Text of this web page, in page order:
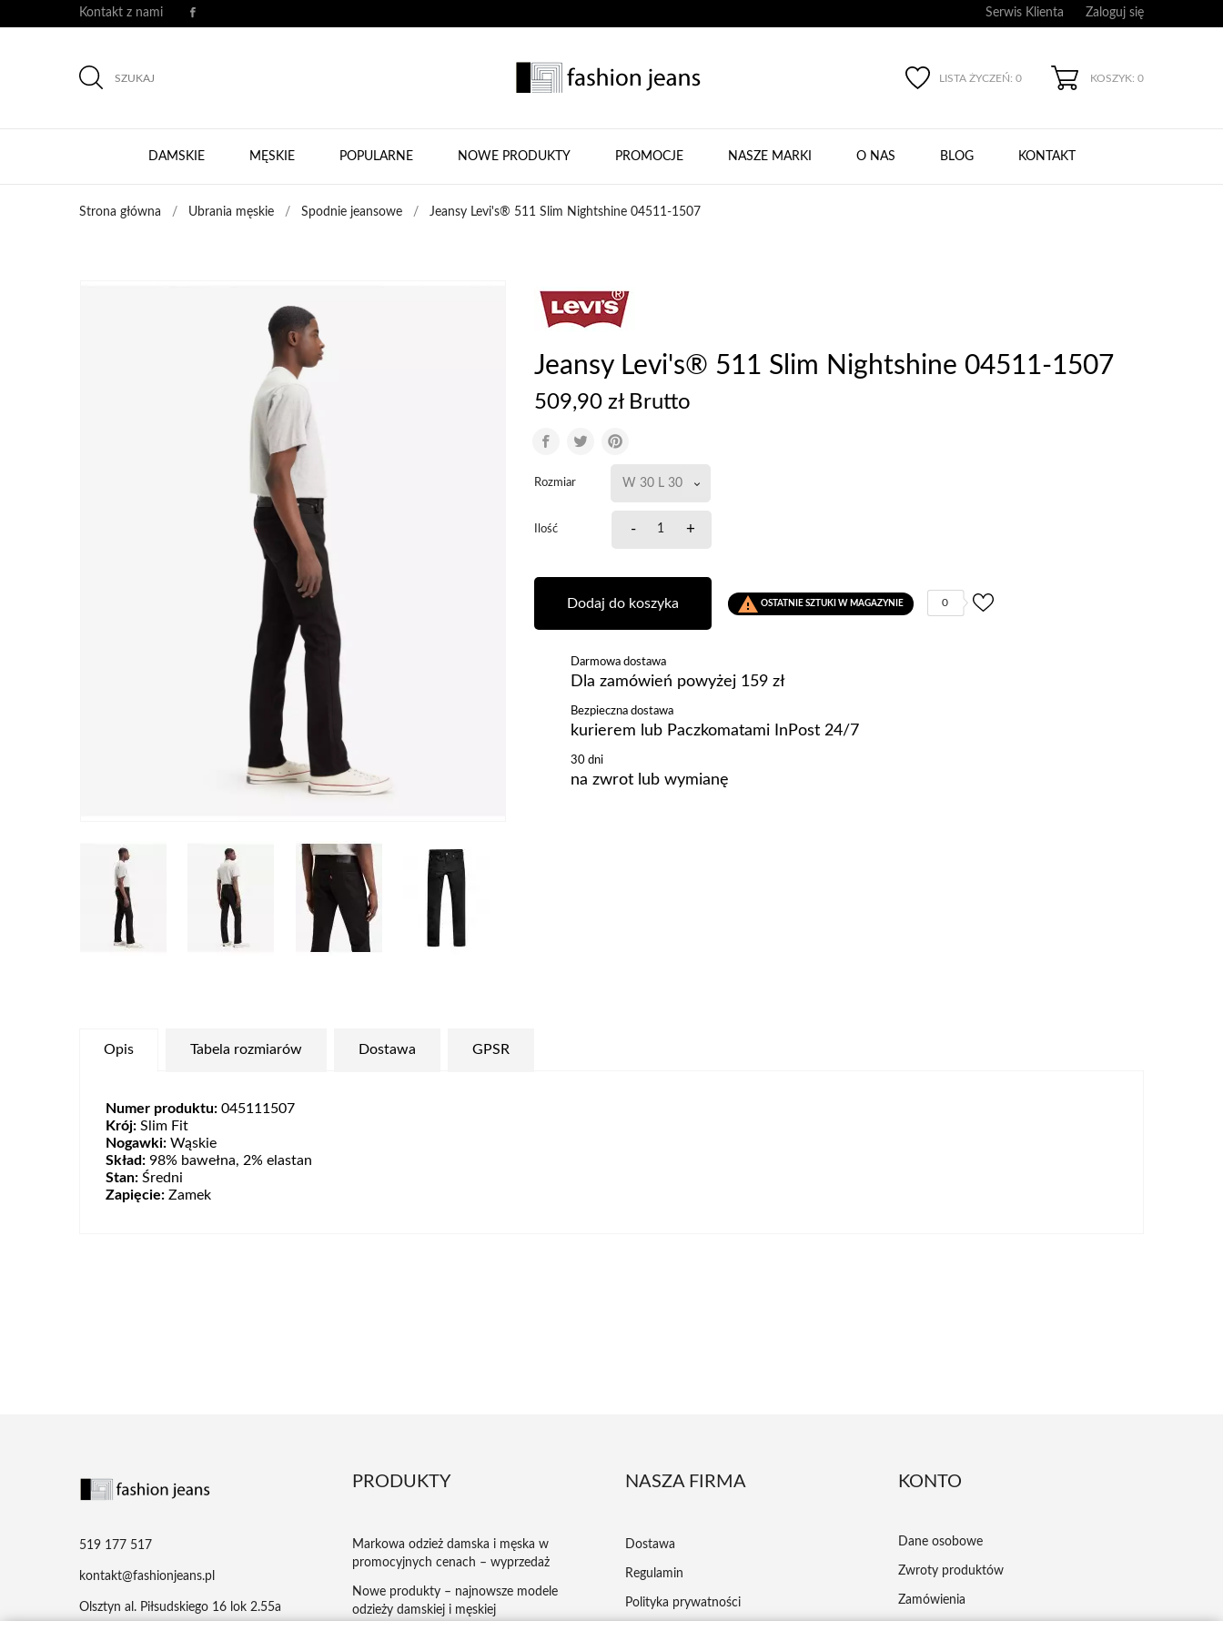
Kontakt z nami Serwis Klienta Zaloguj się
SZUKAJ LISTA ŻYCZEŃ: 0 KOSZYK: 0
DAMSKIE MĘSKIE POPULARNE NOWE PRODUKTY PROMOCJE NASZE MARKI O NAS BLOG KONTAKT
Strona główna Ubrania męskie Spodnie jeansowe Jeansy Levi's® 511 Slim Nightshine 04511-1507
Jeansy Levi's® 511 Slim Nightshine 04511-1507
509,90 zł Brutto
Rozmiar
Ilość - +
Dodaj do koszyka  OSTATNIE SZTUKI W MAGAZYNIE 0
Darmowa dostawa
Dla zamówień powyżej 159 zł
Bezpieczna dostawa
kurierem lub Paczkomatami InPost 24/7
30 dni
na zwrot lub wymianę
Opis Tabela rozmiarów Dostawa GPSR
Numer produktu: 045111507
Krój: Slim Fit
Nogawki: Wąskie
Skład: 98% bawełna, 2% elastan
Stan: Średni
Zapięcie: Zamek
519 177 517
kontakt@fashionjeans.pl
Olsztyn al. Piłsudskiego 16 lok 2.55a
PRODUKTY
Markowa odzież damska i męska w
promocyjnych cenach – wyprzedaż
Nowe produkty – najnowsze modele
odzieży damskiej i męskiej
NASZA FIRMA
Dostawa
Regulamin
Polityka prywatności
KONTO
Dane osobowe
Zwroty produktów
Zamówienia